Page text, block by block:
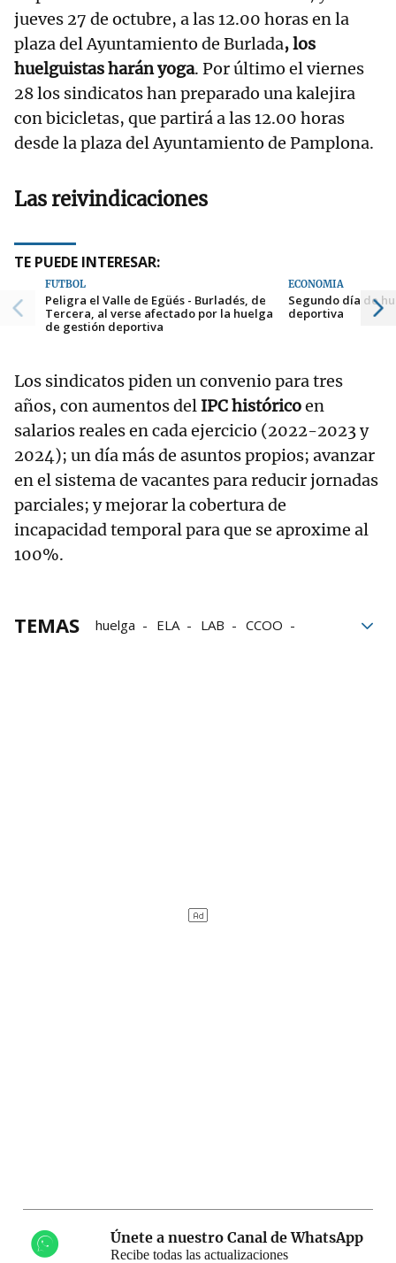
jueves 27 de octubre, a las 12.00 horas en la
plaza del Ayuntamiento de Burlada, los
huelguistas harán yoga. Por último el viernes
28 los sindicatos han preparado una kalejira
con bicicletas, que partirá a las 12.00 horas
desde la plaza del Ayuntamiento de Pamplona.
Las reivindicaciones
TE PUEDE INTERESAR:
FÚTBOL
Peligra el Valle de Egüés - Burladés, de
Tercera, al verse afectado por la huelga
de gestión deportiva
ECONOMÍA
Segundo día de
deportiva
Los sindicatos piden un convenio para tres
años, con aumentos del IPC históricoen
salarios reales en cada ejercicio (2022-2023 y
2024); un día más de asuntos propios; avanzar
en el sistema de vacantes para reducir jornadas
parciales; y mejorar la cobertura de
incapacidad temporal para que se aproxime al
100%.
TEMAS huelga ELA LAB
CCOO
Únete a nuestro Canal de WhatsApp
Recibe todas las actualizaciones